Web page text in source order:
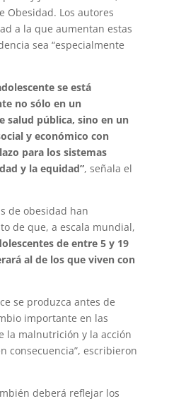
Obesidad. Los autores
a la que aumentan estas
sea “especialmente
se está
no sólo en un
salud pública, sino en un
y económico con
para los sistemas
y la equidad”, señala el
de obesidad han
de que, a escala mundial,
de entre 5 y 19
al de los que viven con
se produzca antes de
importante en las
la malnutrición y la acción
consecuencia”, escribieron
deberá reflejar los